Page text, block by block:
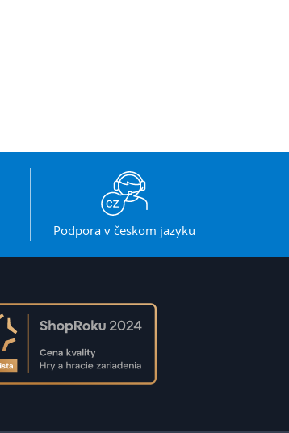
Podpora v českom jazyku